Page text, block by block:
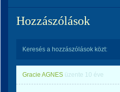
Hozzászólások
Keresés a hozzászólások közt:
Gracie AGNES üzente 10 éve